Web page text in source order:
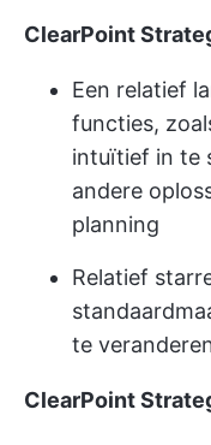
ClearPoint
Een relatief
functies,
intuïtief in te
andere
planning
Relatief
standaard
te
ClearPoint